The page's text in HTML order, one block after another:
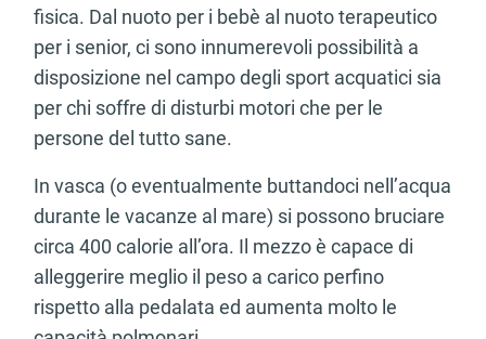
fisica. Dal nuoto per i bebè al nuoto terapeutico
per i senior, ci sono innumerevoli possibilità a
disposizione nel campo degli sport acquatici sia
per chi soffre di disturbi motori che per le
persone del tutto sane.
In vasca (o eventualmente buttandoci nell’acqua
durante le vacanze al mare) si possono bruciare
circa 400 calorie all’ora. Il mezzo è capace di
alleggerire meglio il peso a carico perfino
rispetto alla pedalata ed aumenta molto le